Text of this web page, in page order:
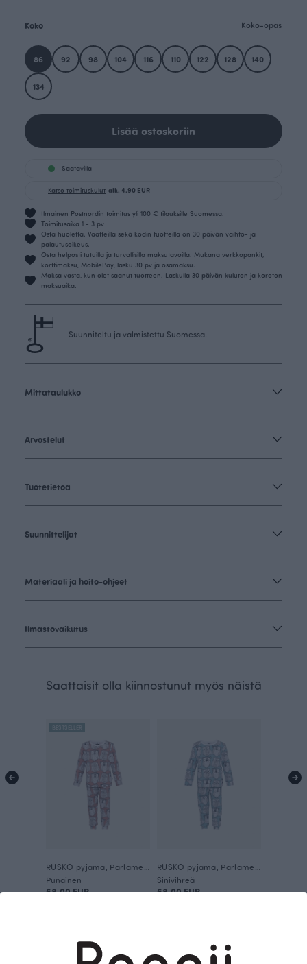
Koko Koko-opas
86 92 98 104 116 110 122 128 140
134
Lisää ostoskoriin
Saatavilla
Katso toimituskulut alk. 4.90 EUR
Ilmainen Postnordin toimitus yli 100 € tilauksille Suomessa.
Toimitusaika 1 - 3 pv
Osta huoletta. Vaatteilla sekä kodin tuotteilla on 30 päivän vaihto- ja
palautusoikeus.
Osta helposti tutuilla ja turvallisilla maksutavoilla. Mukana verkkopankit,
korttimaksu, MobilePay, lasku 30 pv ja osamaksu.
Maksa vasta, kun olet saanut tuotteen. Laskulla 30 päivän kuluton ja koroton
maksuaika.
Suunniteltu ja valmistettu Suomessa.
Mittataulukko
Arvostelut
Tuotetietoa
Suunnittelijat
Materiaali ja hoito-ohjeet
Ilmastovaikutus
Saattaisit olla kiinnostunut myös näistä
BESTSELLER
Punainen
68.00 EUR
Sinivihreä
68.00 EUR